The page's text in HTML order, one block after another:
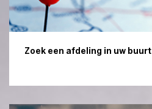
Zoek een afdeling in uw buurt